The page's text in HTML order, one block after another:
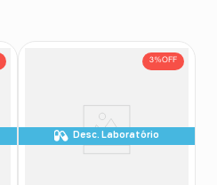
3%OFF
Desc. Laboratório